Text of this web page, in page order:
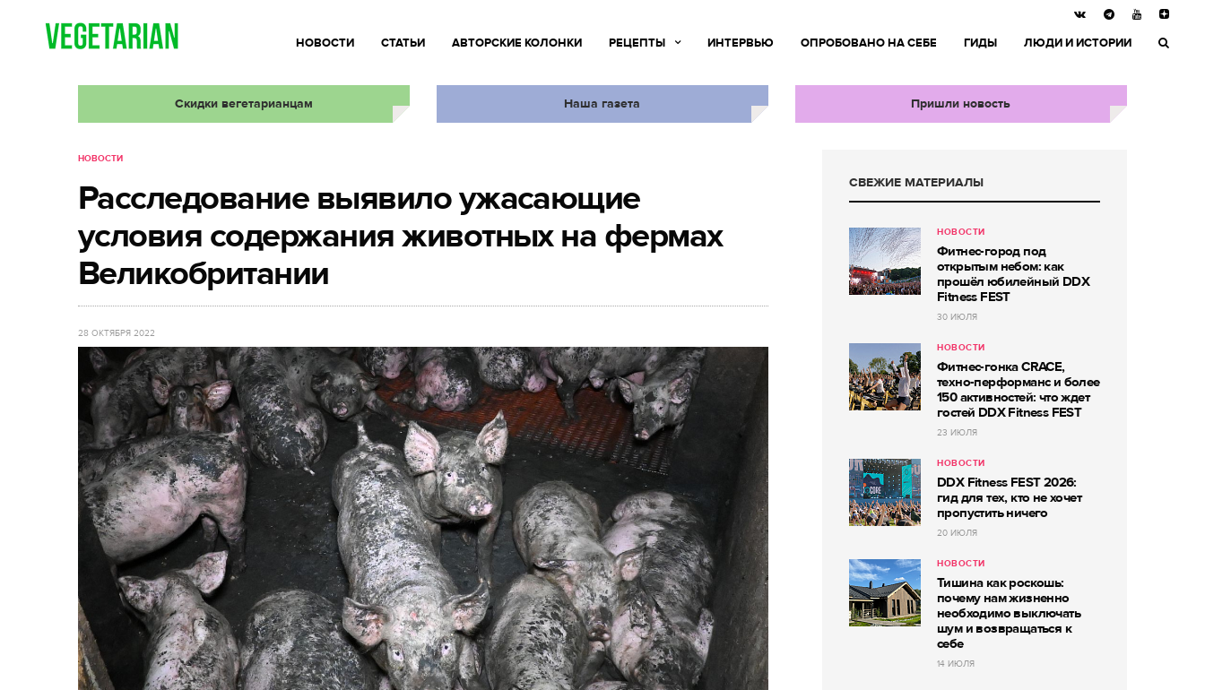
НОВОСТИ СТАТЬИ АВТОРСКИЕ КОЛОНКИ РЕЦЕПТЫ ИНТЕРВЬЮ ОПРОБОВАНО НА СЕБЕ ГИДЫ ЛЮДИ И ИСТОРИИ
Скидки вегетарианцам Наша газета Пришли новость
НОВОСТИ
Расследование выявило ужасающие
условия содержания животных на фермах
Великобритании
28 ОКТЯБРЯ 2022
СВЕЖИЕ МАТЕРИАЛЫ
НОВОСТИ
Фитнес-город под
открытым небом: как
прошёл юбилейный DDX
Fitness FEST
30 ИЮЛЯ
НОВОСТИ
Фитнес-гонка CRACE,
техно-перформанс и более
150 активностей: что ждет
гостей DDX Fitness FEST
23 ИЮЛЯ
НОВОСТИ
DDX Fitness FEST 2026:
гид для тех, кто не хочет
пропустить ничего
20 ИЮЛЯ
НОВОСТИ
Тишина как роскошь:
почему нам жизненно
необходимо выключать
шум и возвращаться к
себе
14 ИЮЛЯ